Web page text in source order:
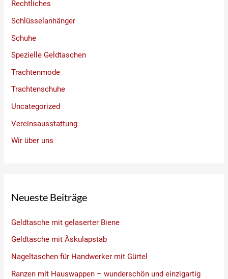
Rechtliches
Schlüsselanhänger
Schuhe
Spezielle Geldtaschen
Trachtenmode
Trachtenschuhe
Uncategorized
Vereinsausstattung
Wir über uns
Neueste Beiträge
Geldtasche mit gelaserter Biene
Geldtasche mit Äskulapstab
Nageltaschen für Handwerker mit Gürtel
Ranzen mit Hauswappen – wunderschön und einzigartig